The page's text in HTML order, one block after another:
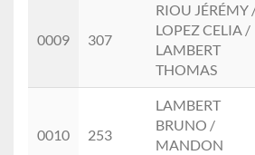
0009 307
RIOU JÉRÉMY
LOPEZ CELIA /
LAMBERT
THOMAS
0010 253
LAMBERT
BRUNO /
MANDON